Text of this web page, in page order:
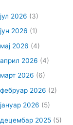
јул 2026 (3)
јун 2026 (1)
мај 2026 (4)
април 2026 (4)
март 2026 (6)
фебруар 2026 (2)
јануар 2026 (5)
децембар 2025 (5)